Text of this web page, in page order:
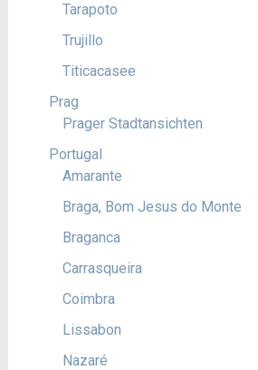
Tarapoto
Trujillo
Titicacasee
Prag
Prager Stadtansichten
Portugal
Amarante
Braga, Bom Jesus do Monte
Braganca
Carrasqueira
Coimbra
Lissabon
Nazaré